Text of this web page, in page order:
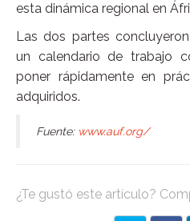
esta dinámica regional en
Las dos partes
un calendario de trabajo
poner rápidamente en
adquiridos.
Fuente: www.auf.org/
¿Te gustó este artículo?